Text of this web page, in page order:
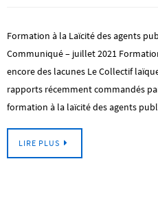
Formation à la Laïcité des agents
Communiqué – juillet 2021
encore des lacunes Le Collectif
rapports récemment commandés
formation à la laïcité des agents
LIRE PLUS